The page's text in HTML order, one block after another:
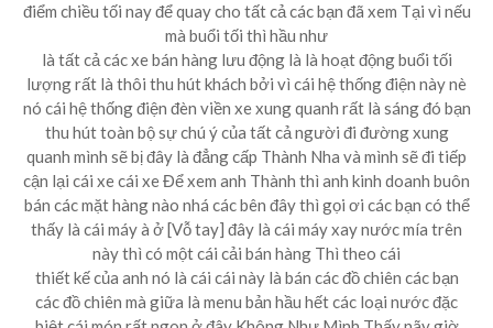
điểm chiều tối nay để quay cho tất cả các bạn đã xem Tại vì nếu
mà buổi tối thì hầu như
là tất cả các xe bán hàng lưu động là là hoạt động buổi tối
lượng rất là thôi thu hút khách bởi vì cái hệ thống điện này nè
nó cái hệ thống điện đèn viền xe xung quanh rất là sáng đó bạn
thu hút toàn bộ sự chú ý của tất cả người đi đường xung
quanh mình sẽ bị đây là đẳng cấp Thành Nha và mình sẽ đi tiếp
cận lại cái xe cái xe Để xem anh Thành thì anh kinh doanh buôn
bán các mặt hàng nào nhá các bên đây thì gọi ơi các bạn có thể
thấy là cái máy à ở [Vỗ tay] đây là cái máy xay nước mía trên
này thì có một cái cải bán hàng Thì theo cái
thiết kế của anh nó là cái cái này là bán các đồ chiên các bạn
các đồ chiên mà giữa là menu bản hầu hết các loại nước đặc